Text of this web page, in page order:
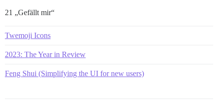
21 „Gefällt mir“
Twemoji Icons
2023: The Year in Review
Feng Shui (Simplifying the UI for new users)